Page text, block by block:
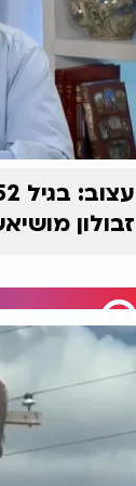
זבולון